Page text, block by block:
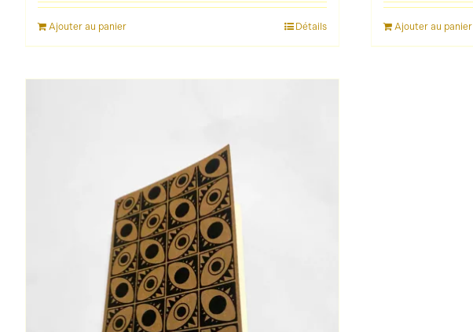
Ajouter au panier Détails Ajouter au panier